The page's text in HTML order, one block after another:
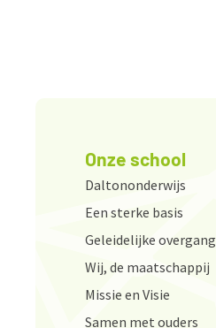
Onze school
Daltononderwijs
Een sterke basis
Geleidelijke overgang
Wij, de maatschappij
Missie en Visie
Samen met ouders